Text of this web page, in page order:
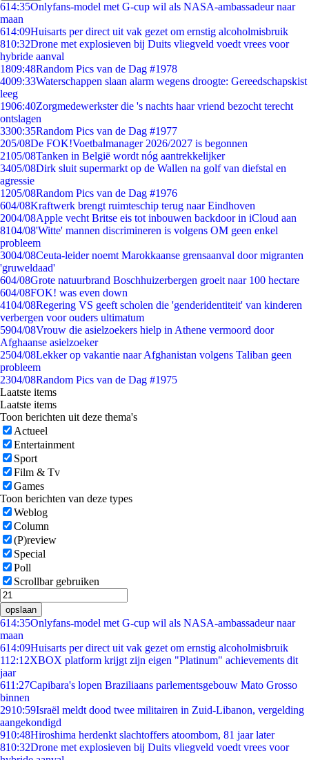
614:35Onlyfans-model met G-cup wil als NASA-ambassadeur naar
maan
614:09Huisarts per direct uit vak gezet om ernstig alcoholmisbruik
810:32Drone met explosieven bij Duits vliegveld voedt vrees voor
hybride aanval
1809:48Random Pics van de Dag #1978
4009:33Waterschappen slaan alarm wegens droogte: Gereedschapskist
leeg
1906:40Zorgmedewerkster die 's nachts haar vriend bezocht terecht
ontslagen
3300:35Random Pics van de Dag #1977
205/08De FOK!Voetbalmanager 2026/2027 is begonnen
2105/08Tanken in België wordt nóg aantrekkelijker
3405/08Dirk sluit supermarkt op de Wallen na golf van diefstal en
agressie
1205/08Random Pics van de Dag #1976
604/08Kraftwerk brengt ruimteschip terug naar Eindhoven
2004/08Apple vecht Britse eis tot inbouwen backdoor in iCloud aan
8104/08'Witte' mannen discrimineren is volgens OM geen enkel
probleem
3004/08Ceuta-leider noemt Marokkaanse grensaanval door migranten
'gruweldaad'
604/08Grote natuurbrand Boschhuizerbergen groeit naar 100 hectare
604/08FOK! was even down
4104/08Regering VS geeft scholen die 'genderidentiteit' van kinderen
verbergen voor ouders ultimatum
5904/08Vrouw die asielzoekers hielp in Athene vermoord door
Afghaanse asielzoeker
2504/08Lekker op vakantie naar Afghanistan volgens Taliban geen
probleem
2304/08Random Pics van de Dag #1975
Laatste items
Laatste items
Toon berichten uit deze thema's
Actueel
Entertainment
Sport
Film & Tv
Games
Toon berichten van deze types
Weblog
Column
(P)review
Special
Poll
Scrollbar gebruiken
opslaan
614:35Onlyfans-model met G-cup wil als NASA-ambassadeur naar
maan
614:09Huisarts per direct uit vak gezet om ernstig alcoholmisbruik
112:12XBOX platform krijgt zijn eigen "Platinum" achievements dit
jaar
611:27Capibara's lopen Braziliaans parlementsgebouw Mato Grosso
binnen
2910:59Israël meldt dood twee militairen in Zuid-Libanon, vergelding
aangekondigd
910:48Hiroshima herdenkt slachtoffers atoombom, 81 jaar later
810:32Drone met explosieven bij Duits vliegveld voedt vrees voor